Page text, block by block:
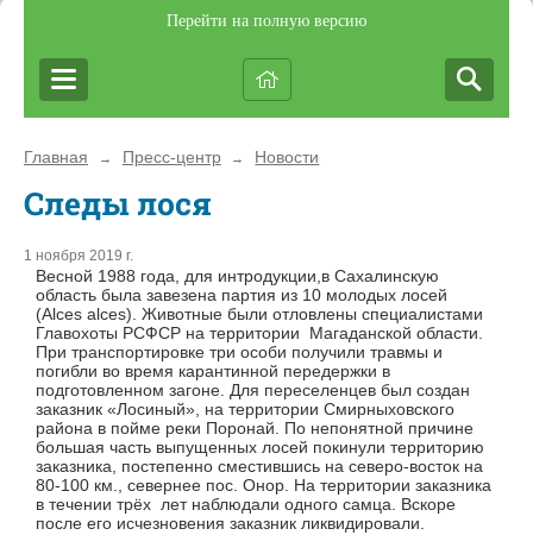
Перейти на полную версию
Главная → Пресс-центр → Новости
Следы лося
1 ноября 2019 г.
Весной 1988 года, для интродукции,в Сахалинскую
область была завезена партия из 10 молодых лосей
(Alces alces). Животные были отловлены специалистами
Главохоты РСФСР на территории Магаданской области.
При транспортировке три особи получили травмы и
погибли во время карантинной передержки в
подготовленном загоне. Для переселенцев был создан
заказник «Лосиный», на территории Смирныховского
района в пойме реки Поронай. По непонятной причине
большая часть выпущенных лосей покинули территорию
заказника, постепенно сместившись на северо-восток на
80-100 км., севернее пос. Онор. На территории заказника
в течении трёх лет наблюдали одного самца. Вскоре
после его исчезновения заказник ликвидировали.